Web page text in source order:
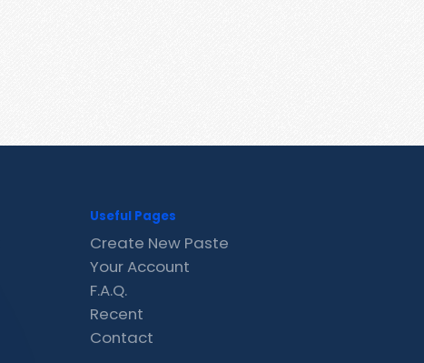
Useful Pages
Create New Paste
Your Account
F.A.Q.
Recent
Contact